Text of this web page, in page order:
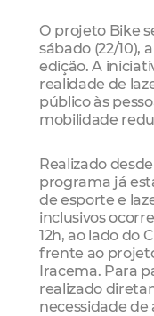
O projeto Bike
sábado (22/10),
edição. A
realidade de
público às
mobilidade
Realizado
programa já
de esporte e
inclusivos
12h, ao lado do
frente ao
Iracema. Para
realizado
necessidade